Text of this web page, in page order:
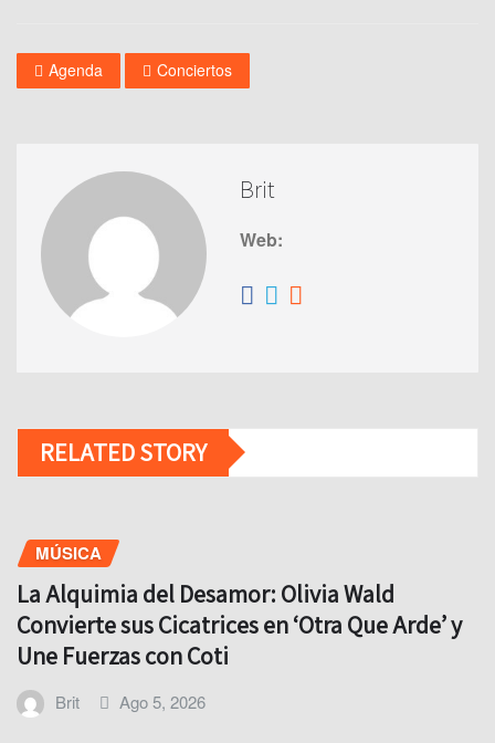
Agenda Conciertos
Brit
Web:
RELATED STORY
MÚSICA
La Alquimia del Desamor: Olivia Wald
Convierte sus Cicatrices en ‘Otra Que Arde’ y
Une Fuerzas con Coti
Brit Ago 5, 2026